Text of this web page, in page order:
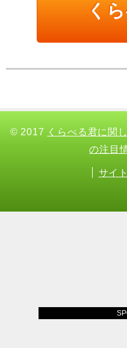
く
© 2017 くらべる君に関
の注目
サイ